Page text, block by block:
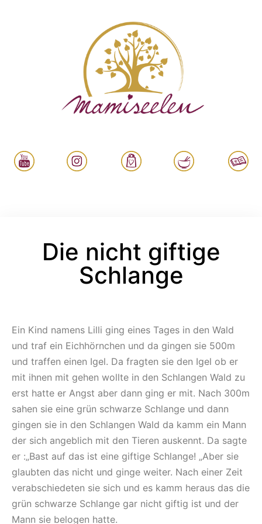
Die nicht giftige
Schlange
Ein Kind namens Lilli ging eines Tages in den Wald
und traf ein Eichhörnchen und da gingen sie 500m
und traffen einen Igel. Da fragten sie den Igel ob er
mit ihnen mit gehen wollte in den Schlangen Wald zu
erst hatte er Angst aber dann ging er mit. Nach 300m
sahen sie eine grün schwarze Schlange und dann
gingen sie in den Schlangen Wald da kamm ein Mann
der sich angeblich mit den Tieren auskennt. Da sagte
er :„Bast auf das ist eine giftige Schlange! „Aber sie
glaubten das nicht und ginge weiter. Nach einer Zeit
verabschiedeten sie sich und es kamm heraus das die
grün schwarze Schlange gar nicht giftig ist und der
Mann sie belogen hatte.